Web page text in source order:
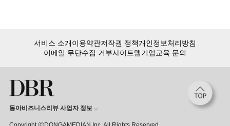
서비스 소개이용약관저작권 정책개인정보처리방침
이메일 무단수집 거부사이트맵기업교육 문의
동아비즈니스리뷰 사업자 정보